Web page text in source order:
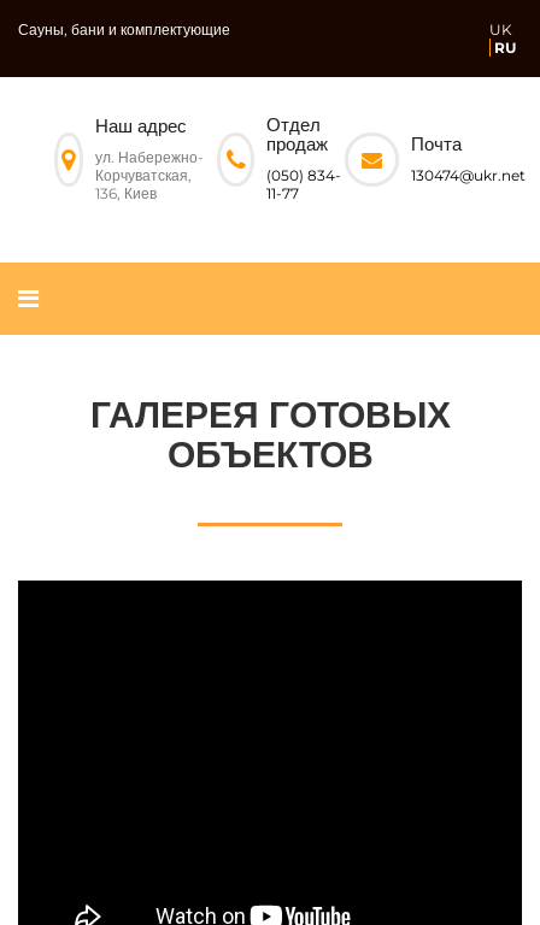
Сауны, бани и комплектующие
UK
RU
Наш адрес
ул. Набережно-
Корчуватская,
136, Киев
Отдел
продаж
(050) 834-
11-77
Почта
130474@ukr.net
ГАЛЕРЕЯ ГОТОВЫХ
ОБЪЕКТОВ